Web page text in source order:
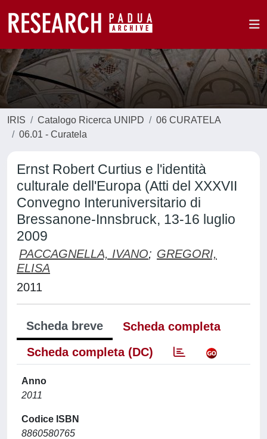
IRIS Catalogo Ricerca UNIPD
06 CURATELA
06.01 - Curatela
Ernst Robert Curtius e l'identità
culturale dell'Europa (Atti del XXXVII
Convegno Interuniversitario di
Bressanone-Innsbruck, 13-16 luglio
2009
PACCAGNELLA, IVANO; GREGORI,
ELISA
2011
Scheda breve
Scheda completa
Scheda completa (DC)
Anno
2011
Codice ISBN
8860580765